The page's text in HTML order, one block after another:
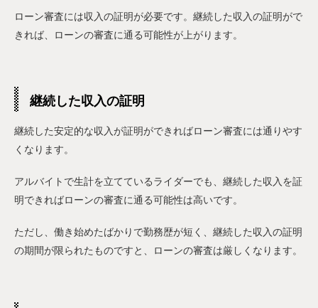
ローン審査には収入の証明が必要です。継続した収入の証明がで
きれば、ローンの審査に通る可能性が上がります。
継続した収入の証明
継続した安定的な収入が証明ができればローン審査には通りやす
くなります。
アルバイトで生計を立てているライダーでも、継続した収入を証
明できればローンの審査に通る可能性は高いです。
ただし、働き始めたばかりで勤務歴が短く、継続した収入の証明
の期間が限られたものですと、ローンの審査は厳しくなります。